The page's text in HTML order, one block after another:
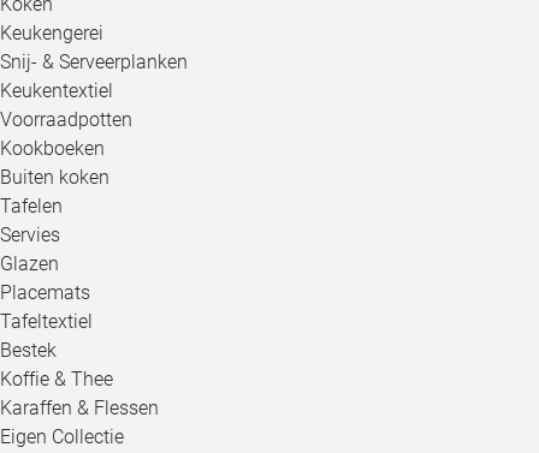
Keukengerei
Snij- & Serveerplanken
Keukentextiel
Voorraadpotten
Kookboeken
Buiten koken
Tafelen
Servies
Glazen
Placemats
Tafeltextiel
Bestek
Koffie & Thee
Karaffen & Flessen
Eigen Collectie